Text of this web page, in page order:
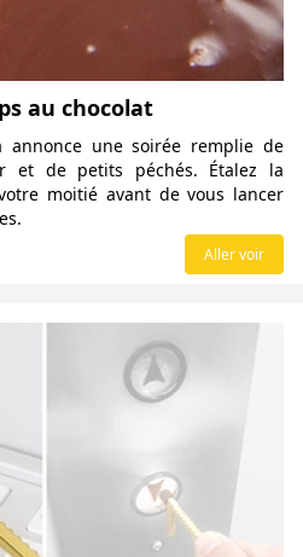
au chocolat
annonce une soirée remplie de
et de petits péchés. Étalez la
moitié avant de vous lancer
Aller voir